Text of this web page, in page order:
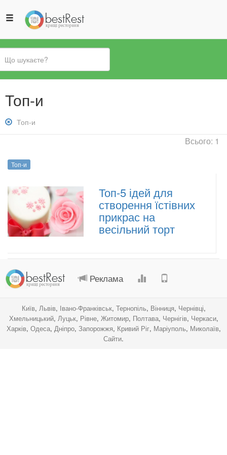
Ви
єТоп-и
Зняти
фільтр:
Топ-и
Всього: 1
Топ-и
Топ-5 ідей для
створення їстівних
прикрас на
весільний торт
Реклама
Київ, Львів, Івано-Франківськ, Тернопіль, Вінниця, Чернівці,
Хмельницький, Луцьк, Рівне, Житомир, Полтава, Чернігів, Черкаси,
Харків, Одеса, Дніпро, Запорожжя, Кривий Ріг, Маріуполь, Миколаїв,
Сайти.